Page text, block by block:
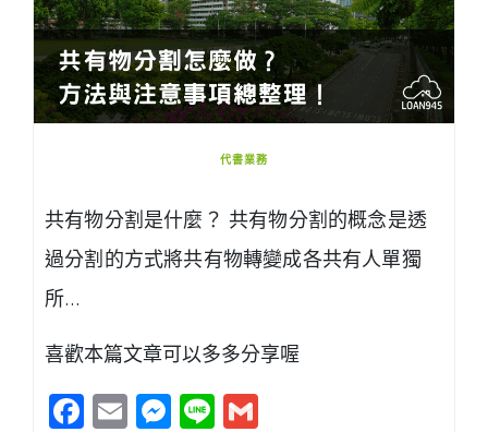
代書業務
共有物分割是什麼？ 共有物分割的概念是透
過分割的方式將共有物轉變成各共有人單獨
所…
喜歡本篇文章可以多多分享喔
Facebook
EmailMessenger
Line